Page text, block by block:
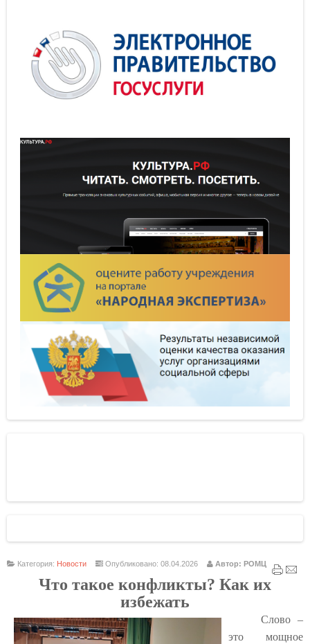
Категория: Новости Опубликовано: 08.04.2026 Автор: РОМЦ
Что такое конфликты? Как их
избежать
Слово –
это мощное